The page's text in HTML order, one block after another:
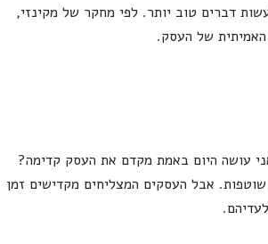
דברים טוב יותר. לפי מחקר של מקינזי,
עושה היום באמת מקדם את העסק קדימה?
שוטפות. אבל העסקים המצליחים מקדישים זמן